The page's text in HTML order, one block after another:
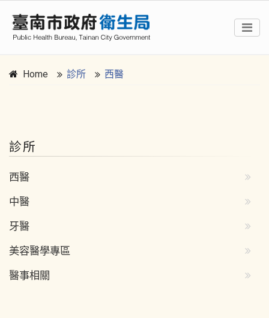
Home 診所 西醫
診所
西醫
中醫
牙醫
美容醫學專區
醫事相關